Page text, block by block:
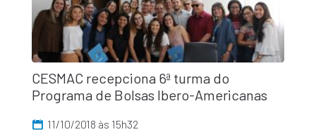
CESMAC recepciona 6ª turma do
Programa de Bolsas Ibero-Americanas
11/10/2018 às 15h32